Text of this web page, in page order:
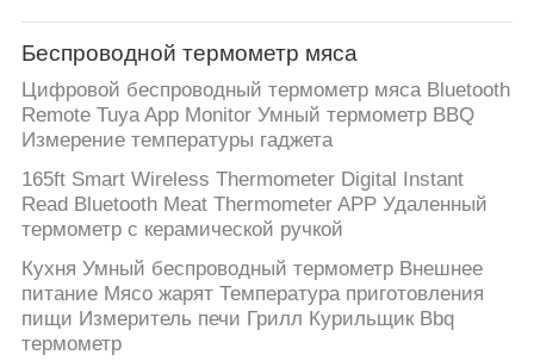
Беспроводной термометр мяса
Цифровой беспроводный термометр мяса Bluetooth
Remote Tuya App Monitor Умный термометр BBQ
Измерение температуры гаджета
165ft Smart Wireless Thermometer Digital Instant
Read Bluetooth Meat Thermometer APP Удаленный
термометр с керамической ручкой
Кухня Умный беспроводный термометр Внешнее
питание Мясо жарят Температура приготовления
пищи Измеритель печи Грилл Курильщик Bbq
термометр